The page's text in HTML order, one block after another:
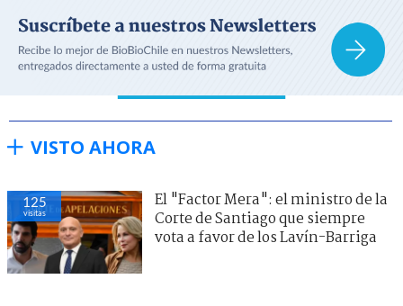
VISTO AHORA
125
visitas
El "Factor Mera": el ministro de la
Corte de Santiago que siempre
vota a favor de los Lavín-Barriga